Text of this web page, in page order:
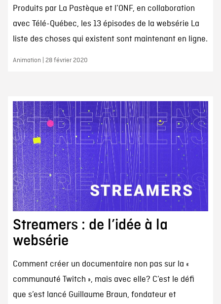
Produits par La Pastèque et l’ONF, en collaboration
avec Télé-Québec, les 13 épisodes de la websérie La
liste des choses qui existent sont maintenant en ligne.
Animation | 28 février 2020
Streamers : de l’idée à la
websérie
Comment créer un documentaire non pas sur la «
communauté Twitch », mais avec elle? C’est le défi
que s’est lancé Guillaume Braun, fondateur et